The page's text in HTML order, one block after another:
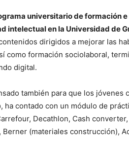
universitario de formación
intelectual en la Universidad de
dirigidos a mejorar las
como formación sociolaboral,
digital.
también para que los jóvenes
ha contado con un módulo de
Decathlon, Cash
Berner (materiales construcción),